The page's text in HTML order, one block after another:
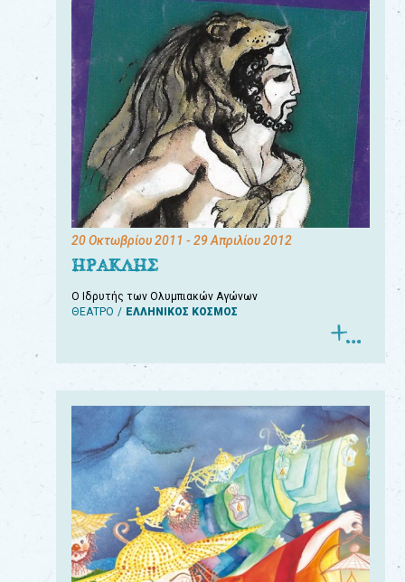
20 Οκτωβρίου 2011 - 29 Απριλίου 2012
ΗΡΑΚΛΗΣ
Ο Ιδρυτής των Ολυμπιακών Αγώνων
ΘΕΑΤΡΟ
ΕΛΛΗΝΙΚΟΣ ΚΟΣΜΟΣ